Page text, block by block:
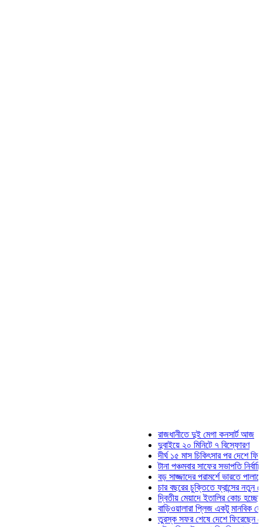
রাজধানীতে দুই মেগা কনসার্ট আজ
দুবাইয়ে ২০ মিনিটে ৭ বিস্ফোরণ
দীর্ঘ ১৫ মাস চিকিৎসার পর দেশে ফিরলেন
টানা পঞ্চমবার সাফের সভাপতি নির্বাচিত কাজী
বড় সাজ্জাদের পরামর্শে ভারতে পালাতে
চার বছরের চুক্তিতে ফ্রান্সের নতুন কোচ
দ্বিতীয় মেয়াদে ইতালির কোচ হচ্ছেন মানচিনি
বাড়িওয়ালারা প্লিজ একটু মানবিক হোন: মনিরা
তুরস্ক সফর শেষে দেশে ফিরেছেন